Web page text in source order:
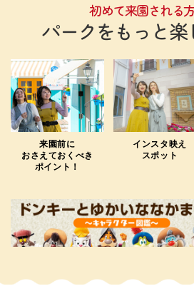
初めて来園される
パークをもっと楽
来園前に
おさえておくべき
ポイント！
インスタ映え
スポット